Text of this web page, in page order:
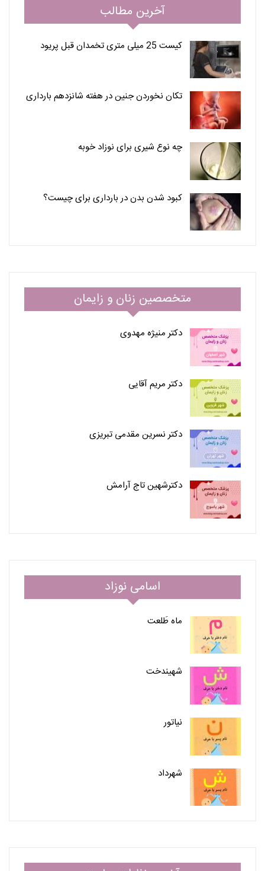
آخرین مطالب
کیست 25 میلی متری تخمدان قبل پریود
تکان نخوردن جنین در هفته شانزدهم بارداری
چه نوع شیری برای نوزاد خوبه
کبود شدن بدن در بارداری برای چیست؟
متخصصین زنان و زایمان
دکتر منیژه مهدوی
دکتر مریم آقایی
دکتر نسرین مقدمی تبریزی
دکترشهین تاج آرامش
اسامی نوزاد
ماه طَلعت
شهیندخت
نیاتور
شهرداد